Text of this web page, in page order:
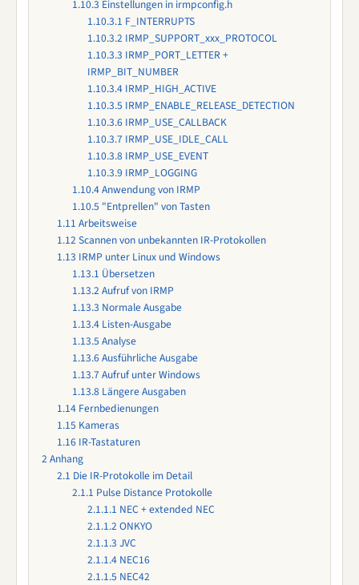
1.10.3 Einstellungen in irmpconfig.h
1.10.3.1 F_INTERRUPTS
1.10.3.2 IRMP_SUPPORT_xxx_PROTOCOL
1.10.3.3 IRMP_PORT_LETTER +
IRMP_BIT_NUMBER
1.10.3.4 IRMP_HIGH_ACTIVE
1.10.3.5 IRMP_ENABLE_RELEASE_DETECTION
1.10.3.6 IRMP_USE_CALLBACK
1.10.3.7 IRMP_USE_IDLE_CALL
1.10.3.8 IRMP_USE_EVENT
1.10.3.9 IRMP_LOGGING
1.10.4Anwendung von IRMP
1.10.5 "Entprellen" von Tasten
1.11 Arbeitsweise
1.12 Scannen von unbekannten IR-Protokollen
1.13 IRMP unter Linux und Windows
1.13.1 Übersetzen
1.13.2 Aufruf von IRMP
1.13.3 Normale Ausgabe
1.13.4 Listen-Ausgabe
1.13.5 Analyse
1.13.6Ausführliche Ausgabe
1.13.7 Aufruf unter Windows
1.13.8 Längere Ausgaben
1.14 Fernbedienungen
1.15 Kameras
1.16 IR-Tastaturen
2 Anhang
2.1 Die IR-Protokolle im Detail
2.1.1 Pulse Distance Protokolle
2.1.1.1 NEC + extended NEC
2.1.1.2 ONKYO
2.1.1.3 JVC
2.1.1.4 NEC16
2.1.1.5 NEC42